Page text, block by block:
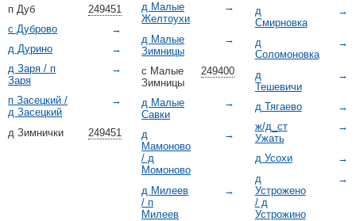
249451
п Дуб
→
с Дуброво
→
д Дурино
→
д Заря / п
Заря
→
п Засецкий /
д Засецкий
249451
д Зимнички
→
д Малые
Желтоухи
→
д Малые
Зимницы
249400
с Малые
Зимницы
→
д Малые
Савки
→
д
Мамоново
/ д
Момоново
→
д Милеев
/ п
Милеев
→
д
Смирновка
→
д
Соломоновка
→
д
Тешевичи
→
д Тягаево
→
ж/д_ст
Ужать
→
д Усохи
→
д
Устрожено
/ д
Устрожино